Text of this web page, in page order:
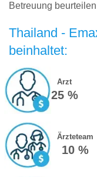
Betreuung
Thailand -
beinhaltet:
Arzt
25 %
Ärzteteam
10 %